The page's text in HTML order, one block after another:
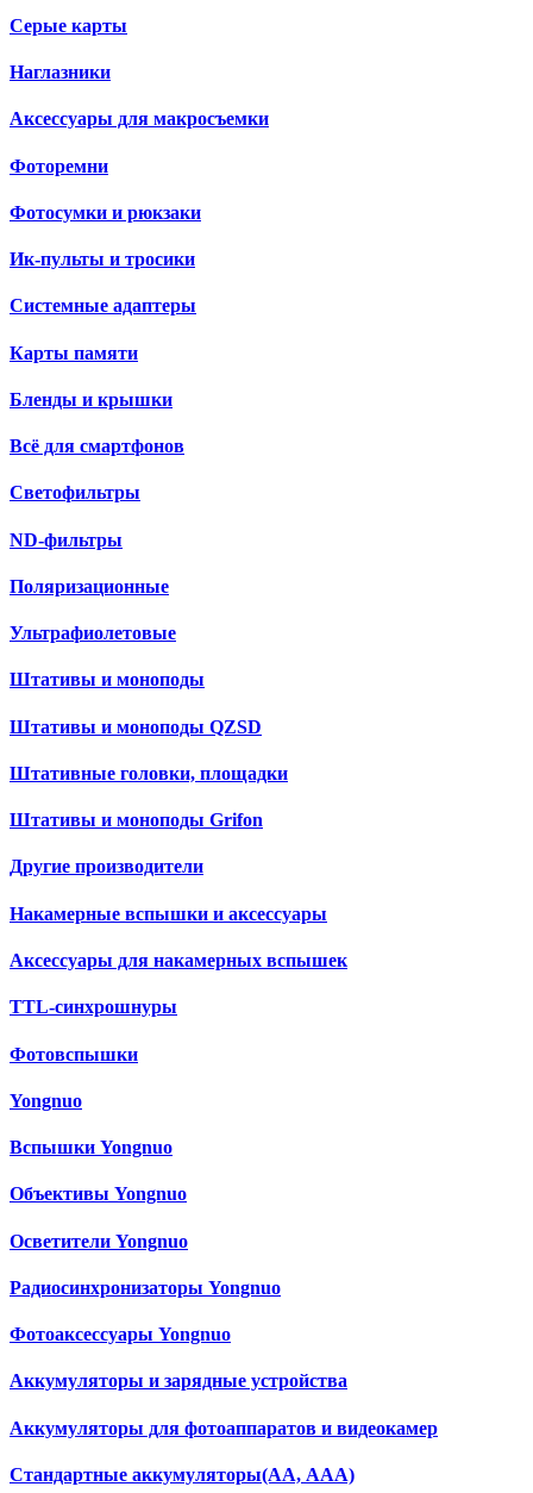
Серые карты
Наглазники
Аксессуары для макросъемки
Фоторемни
Фотосумки и рюкзаки
Ик-пульты и тросики
Системные адаптеры
Карты памяти
Бленды и крышки
Всё для смартфонов
Светофильтры
ND-фильтры
Поляризационные
Ультрафиолетовые
Штативы и моноподы
Штативы и моноподы QZSD
Штативные головки, площадки
Штативы и моноподы Grifon
Другие производители
Накамерные вспышки и аксессуары
Аксессуары для накамерных вспышек
TTL-синхрошнуры
Фотовспышки
Yongnuo
Вспышки Yongnuo
Объективы Yongnuo
Осветители Yongnuo
Радиосинхронизаторы Yongnuo
Фотоаксессуары Yongnuo
Аккумуляторы и зарядные устройства
Аккумуляторы для фотоаппаратов и видеокамер
Cтандартные аккумуляторы(АА, ААА)